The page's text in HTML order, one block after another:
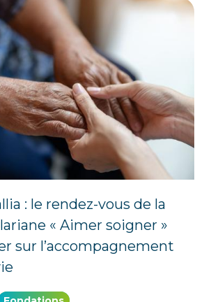
: le rendez-vous de la
« Aimer soigner »
sur l’accompagnement